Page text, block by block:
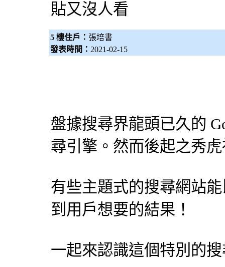
貼又沒人看
5 樓住戶： 張培書
發表時間： 2021-02-15
盤據搜尋界龍頭已久的
尋引擎 。然而後起之秀
有些主題式的搜尋網站
到用戶想要的結果！
一起來認識這個特別的